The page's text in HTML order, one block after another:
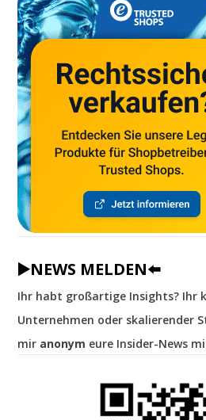
▶️NEWS MELDEN⬅️
Ihr habt großartige Insights? Ihr
Unternehmen oder skalierender
mir anonym eure Insider-News